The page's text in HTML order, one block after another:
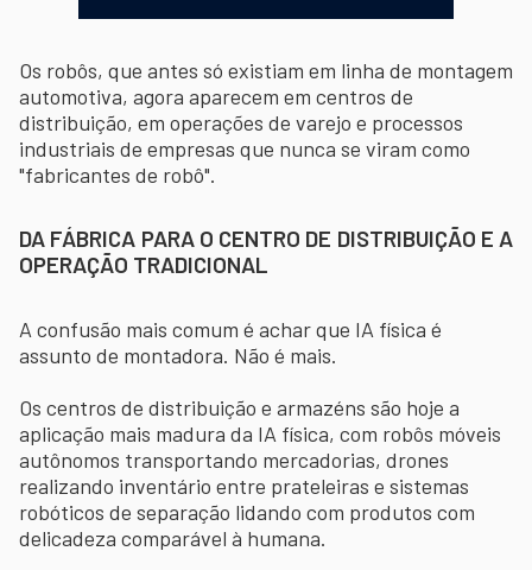
Os robôs, que antes só existiam em linha de montagem
automotiva, agora aparecem em centros de
distribuição, em operações de varejo e processos
industriais de empresas que nunca se viram como
"fabricantes de robô".
DA FÁBRICA PARA O CENTRO DE DISTRIBUIÇÃO E A
OPERAÇÃO TRADICIONAL
A confusão mais comum é achar que IA física é
assunto de montadora. Não é mais.
Os centros de distribuição e armazéns são hoje a
aplicação mais madura da IA física, com robôs móveis
autônomos transportando mercadorias, drones
realizando inventário entre prateleiras e sistemas
robóticos de separação lidando com produtos com
delicadeza comparável à humana.